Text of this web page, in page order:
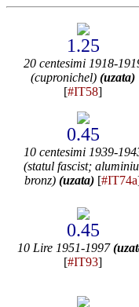
1.25
20 centesimi 1918-
(cupronichel) (uzata)
[#IT58]
0.45
10 centesimi 1939-
(statul fascist;
bronz) (uzata) [#IT74a
0.45
10 Lire 1951-1997
[#IT93]